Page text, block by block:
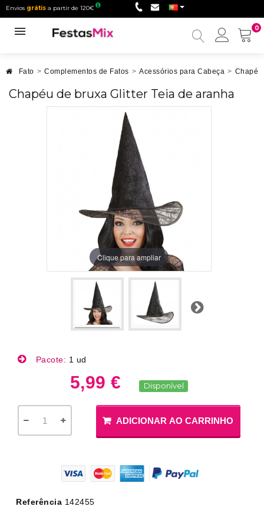
Envios grátis a partir de 120€
0
Minha
Fato > Complementos de Fatos > Acessórios para Cabeça >
Chapéu de bruxa Glitter Teia de aranha
Clique para ampliar
Próximo
Pacote: 1 ud
5,99 € Disponível
ADICIONAR AO CARRINHO
Referência 142455